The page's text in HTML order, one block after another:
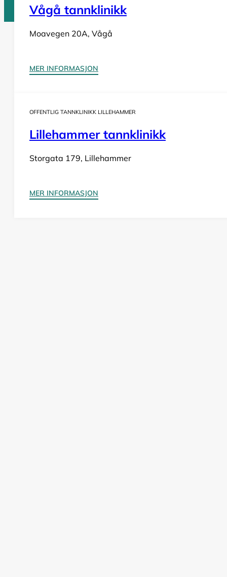
Vågå tannklinikk
Moavegen 20A, Vågå
MER INFORMASJON
OFFENTLIG TANNKLINIKK LILLEHAMMER
Lillehammer tannklinikk
Storgata 179, Lillehammer
MER INFORMASJON
Tannlege Norge © 2026